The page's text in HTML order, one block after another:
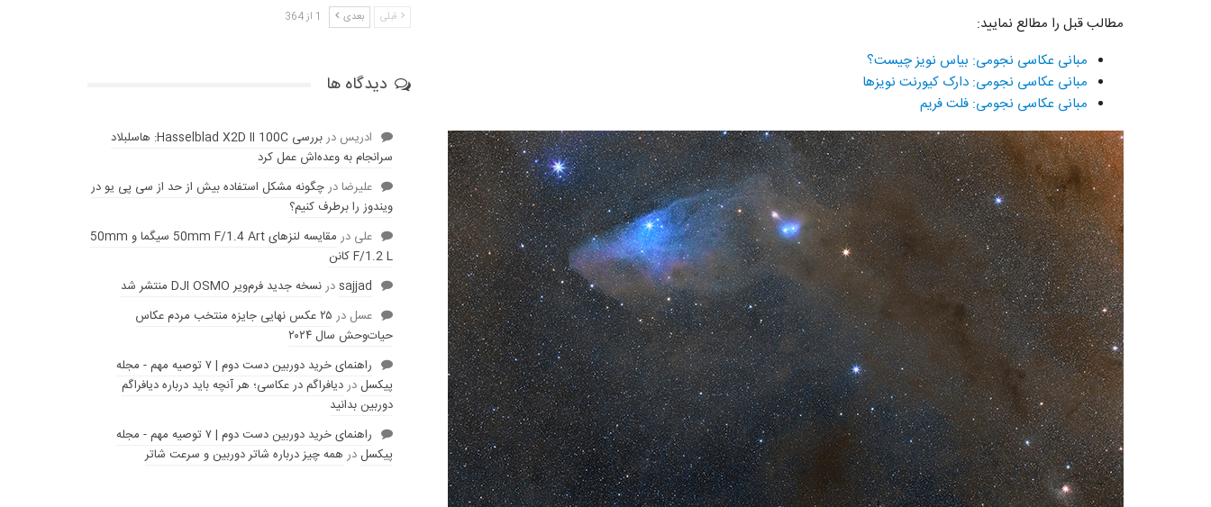
مطالب قبل را مطالع نمایید:
مبانی عکاسی نجومی: بیاس نویز چیست؟
مبانی عکاسی نجومی: دارک کیورنت نویزها
مبانی عکاسی نجومی: فلت فریم
قبلی بعدی 1 از 364
دیدگاه ها
ادریس در
بررسی Hasselblad X2D II 100C: هاسلبلاد
سرانجام به وعده‌‌اش عمل کرد
عليرضادرچگونه مشکل استفاده بیش از حد از سی پی یو در
ویندوز را برطرف کنیم؟
علی در
مقایسه لنز‌های 50mm F/1.4 Art سیگما و 50mm
F/1.2 L کانن
sajjadدرنسخه جدید فرم‌ویر DJI OSMO منتشر شد
عسل در
۲۵ عکس نهایی جایزه منتخب مردم عکاس
حیات‌وحش سال ۲۰۲۴
راهنمای خرید دوربین دست دوم | ۷ توصیه مهم - مجله
پیکسلدردیافراگم در عکاسی؛ هر آنچه باید درباره دیافراگم
دوربین بدانید
راهنمای خرید دوربین دست دوم | ۷ توصیه مهم - مجله
پیکسلدر همه چیز درباره شاتر دوربین و سرعت شاتر